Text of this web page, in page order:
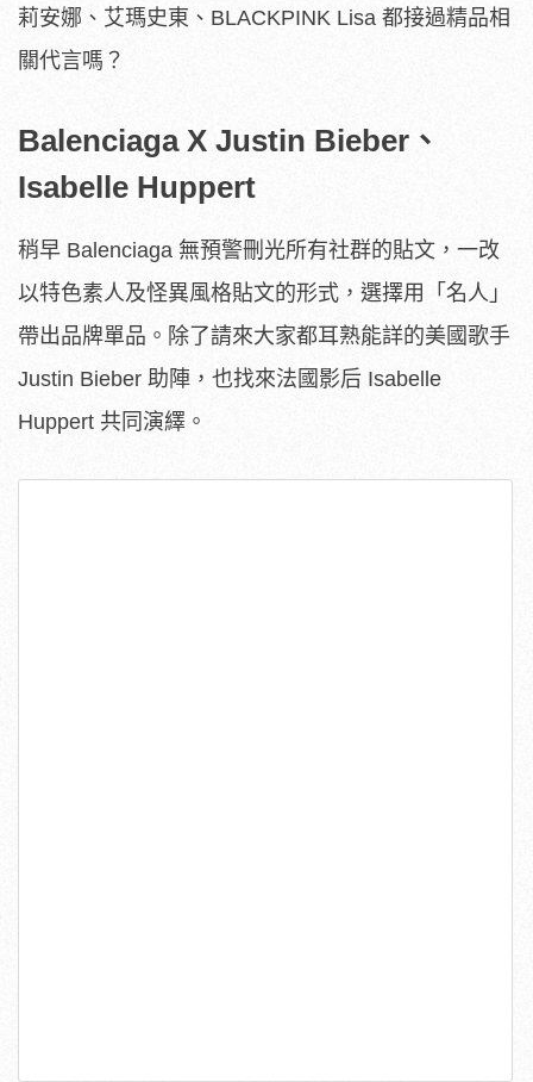
莉安娜、艾瑪史東、BLACKPINK Lisa 都接過精品相
關代言嗎？
Balenciaga X Justin Bieber、
Isabelle Huppert
稍早 Balenciaga 無預警刪光所有社群的貼文，一改
以特色素人及怪異風格貼文的形式，選擇用「名人」
帶出品牌單品。除了請來大家都耳熟能詳的美國歌手
Justin Bieber 助陣，也找來法國影后 Isabelle
Huppert 共同演繹。